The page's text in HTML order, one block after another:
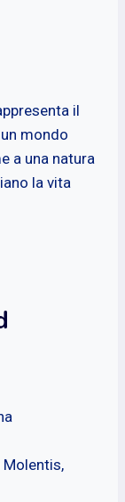
il
mondo
a una natura
la vita
Molentis,